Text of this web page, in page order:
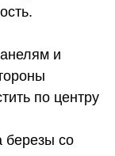
и
по центру
березы со